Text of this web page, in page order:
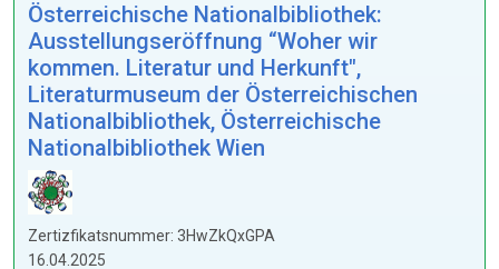
Österreichische Nationalbibliothek:
Ausstellungseröffnung “Woher wir
kommen. Literatur und Herkunft",
Literaturmuseum der Österreichischen
Nationalbibliothek, Österreichische
Nationalbibliothek Wien
Zertizfikatsnummer: 3HwZkQxGPA
16.04.2025